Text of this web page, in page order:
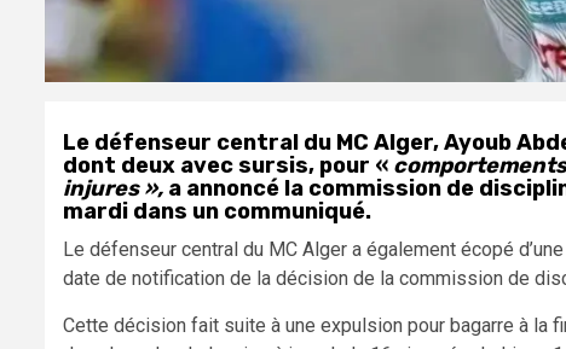
Le défenseur central du MC Alger, Ayoub
dont deux avec sursis, pour «
injures », a annoncé la commission de
mardi dans un communiqué.
Le défenseur central du MC Alger a également écopé
date de notification de la décision de la commission de
Cette décision fait suite à une expulsion pour bagarre à la